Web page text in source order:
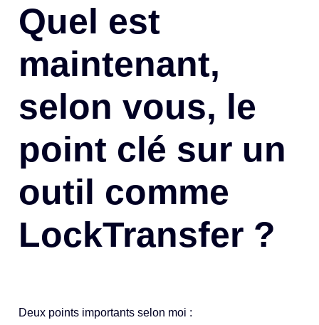
Quel est
maintenant,
selon vous, le
point clé sur un
outil comme
LockTransfer ?
Deux points importants selon moi :